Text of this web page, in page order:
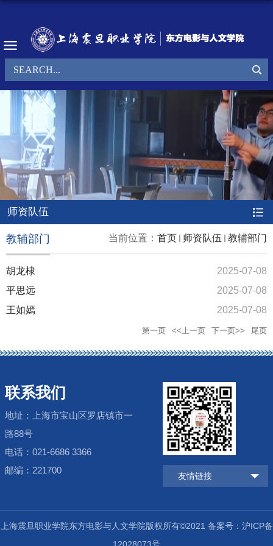
师资队伍
当前位置： 首页 师资队伍 教辅部门
教辅部门
胡龙棣
2025-07-08
平思远
2025-07-08
王如嫣
2025-07-08
第一页 <<上一页 下一页>> 尾页
联系我们
地址：上海市宝山区罗店镇市一
路88号
电话：021-6686 3366
邮编：221700
友情链接
上海震旦职业学院东方电影与人文学院版权所有©2021 备案号：沪ICP备